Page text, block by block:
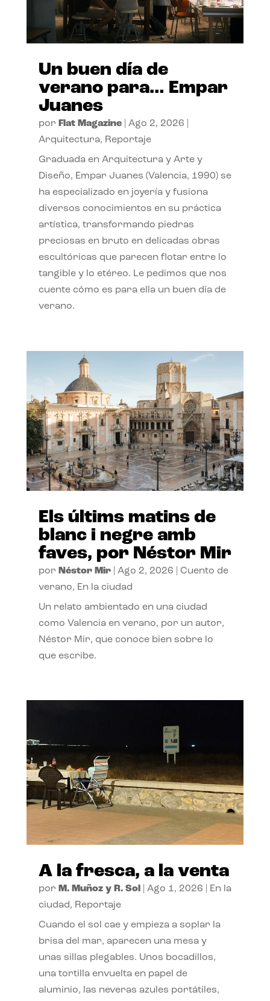
Un buen día de
verano para… Empar
Juanes
por Flat Magazine| Ago 2, 2026
Arquitectura, Reportaje
Graduada en Arquitectura y Arte y
Diseño, Empar Juanes (Valencia, 1990) se
ha especializado en joyería y fusiona
diversos conocimientos en su práctica
artística, transformando piedras
preciosas en bruto en delicadas obras
escultóricas que parecen flotar entre lo
tangible y lo etéreo. Le pedimos que nos
cuente cómo es para ella un buen día de
verano.
Els últims matins de
blanc i negre amb
faves, por Néstor Mir
por Néstor Mir| Ago 2, 2026
Cuento de
verano, En la ciudad
Un relato ambientado en una ciudad
como Valencia en verano, por un autor,
Néstor Mir, que conoce bien sobre lo
que escribe.
A la fresca, a la venta
por M. Muñoz y R. Sol| Ago 1, 2026
En la
ciudad, Reportaje
Cuando el sol cae y empieza a soplar la
brisa del mar, aparecen una mesa y
unas sillas plegables. Unos bocadillos,
una tortilla envuelta en papel de
aluminio, las neveras azules portátiles,